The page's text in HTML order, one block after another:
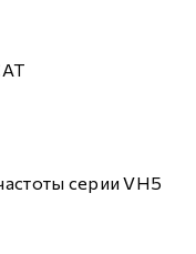
серии VH5